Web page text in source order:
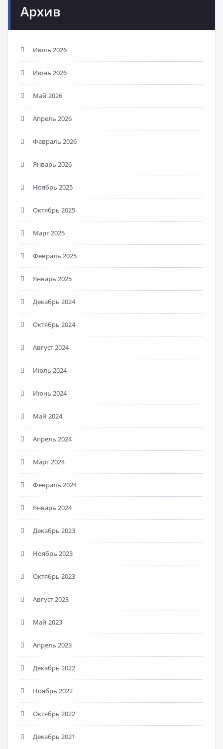
Архив
Июль 2026
Июнь 2026
Май 2026
Апрель 2026
Февраль 2026
Январь 2026
Ноябрь 2025
Октябрь 2025
Март 2025
Февраль 2025
Январь 2025
Декабрь 2024
Октябрь 2024
Август 2024
Июль 2024
Июнь 2024
Май 2024
Апрель 2024
Март 2024
Февраль 2024
Январь 2024
Декабрь 2023
Ноябрь 2023
Октябрь 2023
Август 2023
Май 2023
Апрель 2023
Декабрь 2022
Ноябрь 2022
Октябрь 2022
Декабрь 2021